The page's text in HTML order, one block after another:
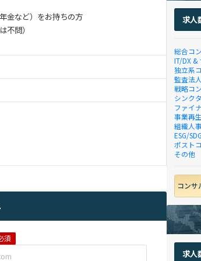
金など）をお持ちの方
不問）
須
求人
総合コ
IT/DX &
独立系
監査法人
戦略コ
シンク
ファイ
事業再
組織人
ESG/
ポスト
その他
コンサ
求人